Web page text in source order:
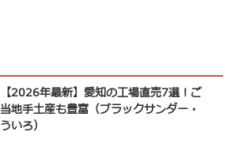
【2026年最新】愛知の工場直売7選！ご
当地手土産も豊富（ブラックサンダー・
ういろ）